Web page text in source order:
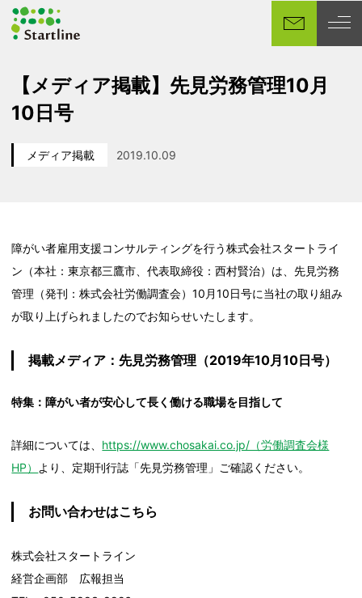
イ
へ
【メディア掲載】先見労務管理10月
10日号
カテゴリー
メディア掲載
投稿日
2019.10.09
障がい者雇用支援コンサルティングを行う株式会社スタートライ
ン（本社：東京都三鷹市、代表取締役：西村賢治）は、先見労務
管理（発刊：株式会社労働調査会）10月10日号に当社の取り組み
が取り上げられましたのでお知らせいたします。
掲載メディア：先見労務管理（2019年10月10日号）
特集：障がい者が安心して長く働ける職場を目指して
詳細については、 https://www.chosakai.co.jp/（労働調査会様
HP） より、定期刊行誌「先見労務管理」ご確認ください。
お問い合わせはこちら
株式会社スタートライン
経営企画部 広報担当